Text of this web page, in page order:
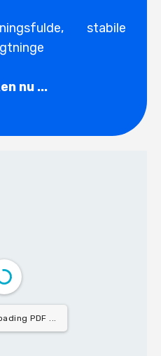
stabile
nu ...
PDF 7% ...